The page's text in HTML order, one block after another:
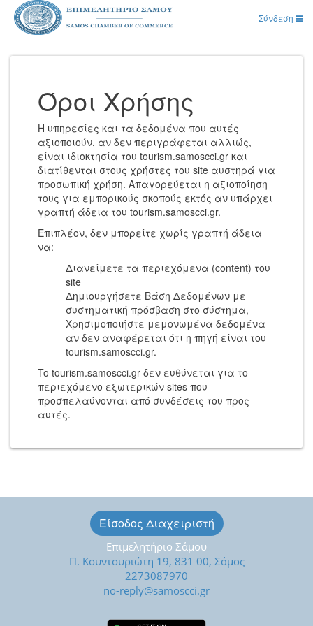
Σύνδεση
Όροι Χρήσης
Η υπηρεσίες και τα δεδομένα που αυτές
αξιοποιούν, αν δεν περιγράφεται αλλιώς,
είναι ιδιοκτησία του tourism.samoscci.gr και
διατίθενται στους χρήστες του site αυστηρά για
προσωπική χρήση. Απαγορεύεται η αξιοποίηση
τους για εμπορικούς σκοπούς εκτός αν υπάρχει
γραπτή άδεια του tourism.samoscci.gr.
Επιπλέον, δεν μπορείτε χωρίς γραπτή άδεια
να:
Διανείμετε τα περιεχόμενα (content) του
site
Δημιουργήσετε Βάση Δεδομένων με
συστηματική πρόσβαση στο σύστημα,
Χρησιμοποιήστε μεμονωμένα δεδομένα
αν δεν αναφέρεται ότι η πηγή είναι του
tourism.samoscci.gr.
To tourism.samoscci.gr δεν ευθύνεται για το
περιεχόμενο εξωτερικών sites που
προσπελαύνονται από συνδέσεις του προς
αυτές.
Είσοδος Διαχειριστή
Επιμελητήριο Σάμου
Π. Κουντουριώτη 19, 831 00, Σάμος
2273087970
no-reply@samoscci.gr